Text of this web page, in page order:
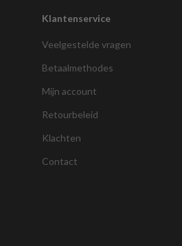
Klantenservice
Veelgestelde vragen
Betaalmethodes
Mijn account
Retourbeleid
Klachten
Contact